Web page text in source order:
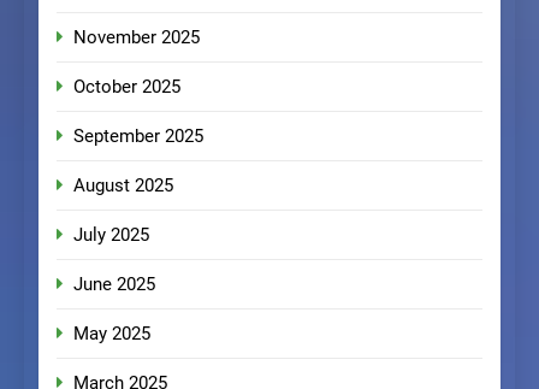
November 2025
October 2025
September 2025
August 2025
July 2025
June 2025
May 2025
March 2025